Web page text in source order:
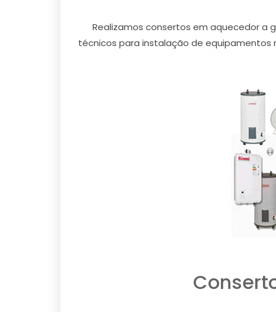
Realizamos consertos em aquecedor a
técnicos para instalação de equipamentos